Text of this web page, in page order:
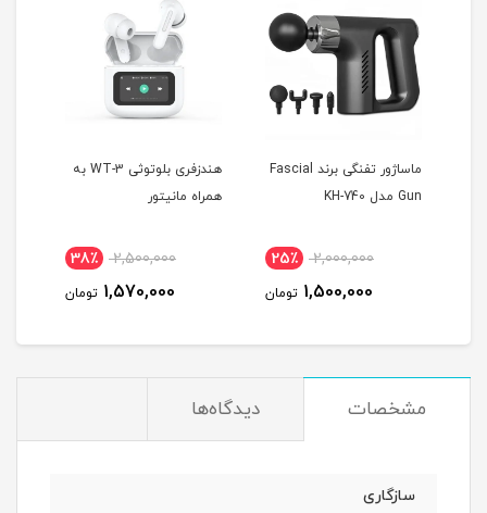
ماساژور تفنگی برند Fascial
Gun مدل KH-740
2,000,000 25٪
1,500,000 تومان
هندزفری بلوتوثی WT-3 به
همراه مانیتور
2,500,000 38٪
1,570,000 تومان
مشخصات دیدگاه‌ها
سازگاری